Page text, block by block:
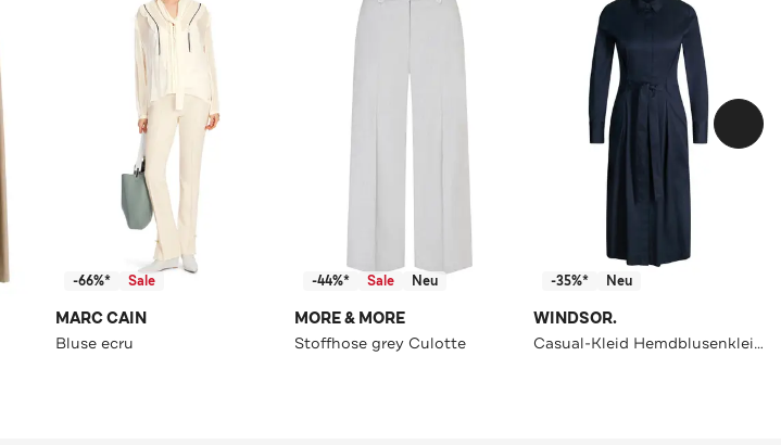
-66%* Sale
MARC CAIN
Bluse ecru
-44%* Sale Neu
MORE & MORE
Stoffhose grey Culotte
-35%* Neu
WINDSOR.
Casual-Kleid Hemdblusenkleid navy